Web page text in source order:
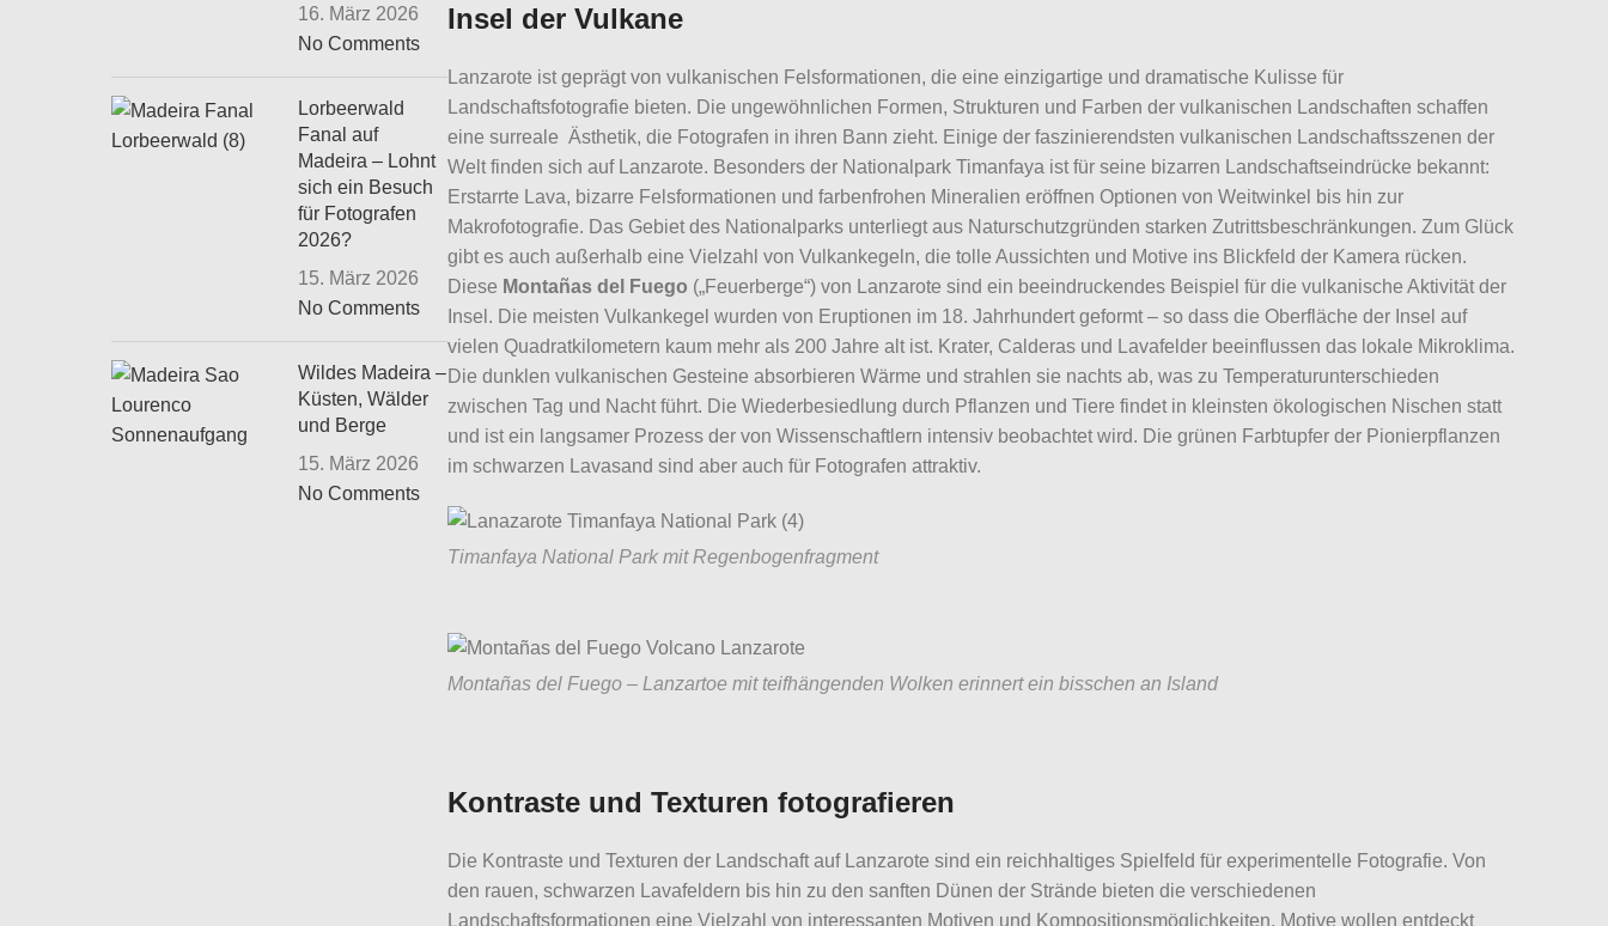
Insel der Vulkane
Lanzarote ist geprägt von vulkanischen Felsformationen, die eine einzigartige und dramatische Kulisse für
Landschaftsfotografie bieten. Die ungewöhnlichen Formen, Strukturen und Farben der vulkanischen Landschaften schaffen
eine surreale Ästhetik, die Fotografen in ihren Bann zieht. Einige der faszinierendsten vulkanischen Landschaftsszenen der
Welt finden sich auf Lanzarote. Besonders der Nationalpark Timanfaya ist für seine bizarren Landschaftseindrücke bekannt:
Erstarrte Lava, bizarre Felsformationen und farbenfrohen Mineralien eröffnen Optionen von Weitwinkel bis hin zur
Makrofotografie. Das Gebiet des Nationalparks unterliegt aus Naturschutzgründen starken Zutrittsbeschränkungen. Zum Glück
gibt es auch außerhalb eine Vielzahl von Vulkankegeln, die tolle Aussichten und Motive ins Blickfeld der Kamera rücken.
Diese Montañas del Fuego („Feuerberge“) von Lanzarote sind ein beeindruckendes Beispiel für die vulkanische Aktivität der
Insel. Die meisten Vulkankegel wurden von Eruptionen im 18. Jahrhundert geformt – so dass die Oberfläche der Insel auf
vielen Quadratkilometern kaum mehr als 200 Jahre alt ist. Krater, Calderas und Lavafelder beeinflussen das lokale Mikroklima.
Die dunklen vulkanischen Gesteine absorbieren Wärme und strahlen sie nachts ab, was zu Temperaturunterschieden
zwischen Tag und Nacht führt. Die Wiederbesiedlung durch Pflanzen und Tiere findet in kleinsten ökologischen Nischen statt
und ist ein langsamer Prozess der von Wissenschaftlern intensiv beobachtet wird. Die grünen Farbtupfer der Pionierpflanzen
im schwarzen Lavasand sind aber auch für Fotografen attraktiv.
Timanfaya National Park mit Regenbogenfragment
Montañas del Fuego – Lanzartoe mit teifhängenden Wolken erinnert ein bisschen an Island
Kontraste und Texturen fotografieren
Die Kontraste und Texturen der Landschaft auf Lanzarote sind ein reichhaltiges Spielfeld für experimentelle Fotografie. Von
den rauen, schwarzen Lavafeldern bis hin zu den sanften Dünen der Strände bieten die verschiedenen
Landschaftsformationen eine Vielzahl von interessanten Motiven und Kompositionsmöglichkeiten. Motive wollen entdeckt
16. März 2026
No Comments
Lorbeerwald
Fanal auf
Madeira – Lohnt
sich ein Besuch
für Fotografen
2026?
15. März 2026
No Comments
Wildes Madeira –
Küsten, Wälder
und Berge
15. März 2026
No Comments